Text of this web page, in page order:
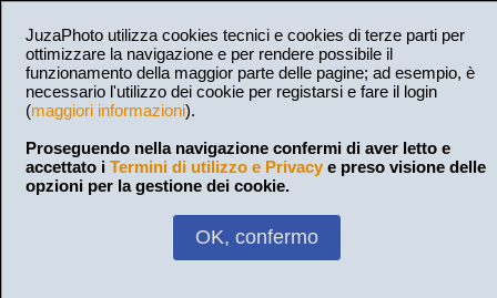
JuzaPhoto utilizza cookies tecnici e cookies di terze parti per
ottimizzare la navigazione e per rendere possibile il
funzionamento della maggior parte delle pagine; ad esempio, è
necessario l'utilizzo dei cookie per registarsi e fare il login
(maggiori informazioni).
Proseguendo nella navigazione confermi di aver letto e
accettato i Termini di utilizzo e Privacy e preso visione delle
opzioni per la gestione dei cookie.
OK, confermo